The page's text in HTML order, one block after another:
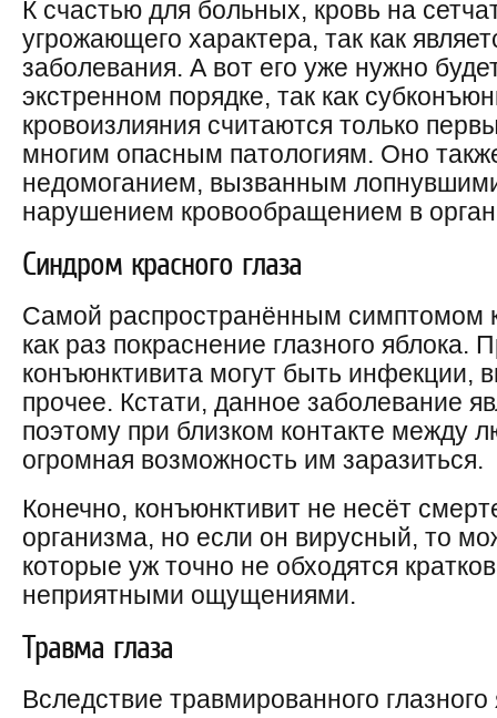
К счастью для больных, кровь на
угрожающего характера, так как
заболевания. А вот его уже нужно
экстренном порядке, так как
кровоизлияния считаются только
многим опасным патологиям. Оно
недомоганием, вызванным
нарушением кровообращением в
Синдром красного глаза
Самой распространённым симптомом
как раз покраснение глазного яблока.
конъюнктивита могут быть инфекции,
прочее. Кстати, данное заболевание
поэтому при близком контакте между
огромная возможность им заразиться.
Конечно, конъюнктивит не несёт
организма, но если он вирусный, то
которые уж точно не обходятся
неприятными ощущениями.
Травма глаза
Вследствие травмированного